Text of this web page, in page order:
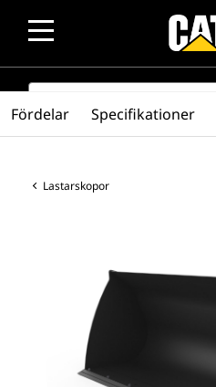
SEARCH
Lastarskopor
Fördelar Specifikationer